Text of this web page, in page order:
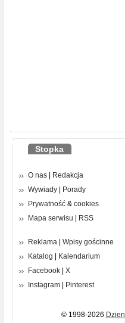
Stopka
O nas | Redakcja
Wywiady | Porady
Prywatność & cookies
Mapa serwisu | RSS
Reklama | Wpisy gościnne
Katalog | Kalendarium
Facebook | X
Instagram | Pinterest
© 1998-2026